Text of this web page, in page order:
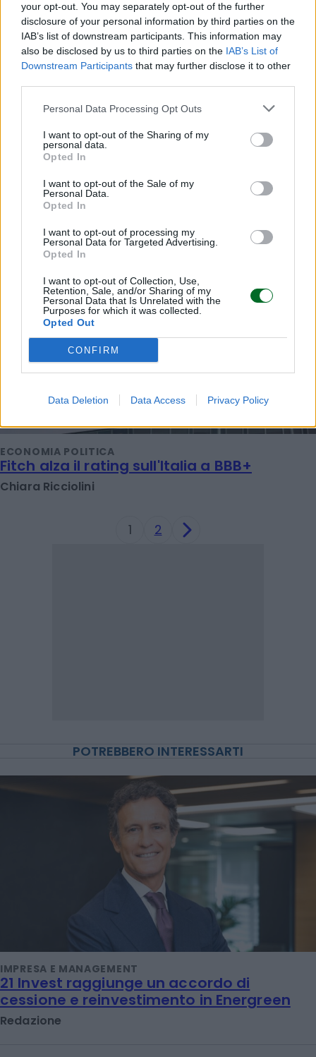
your opt-out. You may separately opt-out of the further
disclosure of your personal information by third parties on the
IAB’s list of downstream participants. This information may
also be disclosed by us to third parties on the IAB’s List of
Downstream Participants that may further disclose it to other
Personal Data Processing Opt Outs
I want to opt-out of the Sharing of my
personal data.
Opted In
I want to opt-out of the Sale of my
Personal Data.
Opted In
I want to opt-out of processing my
Personal Data for Targeted Advertising.
Opted In
I want to opt-out of Collection, Use,
Retention, Sale, and/or Sharing of my
Personal Data that Is Unrelated with the
Purposes for which it was collected.
Opted Out
CONFIRM
Data Deletion Data Access Privacy Policy
CREDITO
E l’Italia diventò un porto sicuro, banche in
Marcello Astorri
ECONOMIA POLITICA
Fitch alza il rating sull'Italia a BBB+
Chiara Ricciolini
1 2
POTREBBERO INTERESSARTI
IMPRESA E MANAGEMENT
21 Invest raggiunge un accordo di
cessione e reinvestimento in Energreen
Redazione